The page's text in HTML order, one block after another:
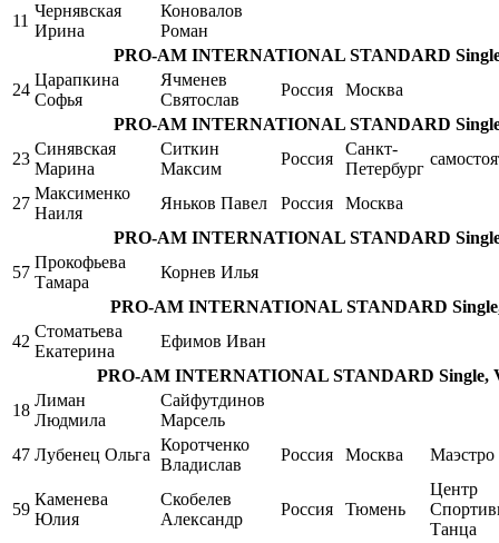
11
Чернявская
Ирина
Коновалов
Роман
PRO-AM INTERNATIONAL STANDARD
24
Царапкина
Софья
Ячменев
Святослав
Россия
Москва
PRO-AM INTERNATIONAL STANDARD
23
Синявская
Марина
Ситкин
Максим
Россия
Санкт-
Петербург
27
Максименко
Наиля
Яньков Павел Россия
Москва
PRO-AM INTERNATIONAL STANDARD
57
Прокофьева
Тамара
Корнев Илья
PRO-AM INTERNATIONAL STANDARD
42
Стоматьева
Екатерина
Ефимов Иван
PRO-AM INTERNATIONAL STANDARD Single,
18
Лиман
Людмила
Сайфутдинов
Марсель
47 Лубенец Ольга
Коротченко
Владислав
Россия Москва Маэстро
59
Каменева
Юлия
Скобелев
Александр
Россия Тюмень
Центр
Танца